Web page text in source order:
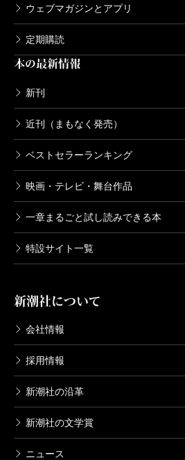
ウェブマガジンとアプリ
定期購読
本の最新情報
新刊
近刊（まもなく発売）
ベストセラーランキング
映画・テレビ・舞台作品
一章まるごと試し読みできる本
特設サイト一覧
新潮社について
会社情報
採用情報
新潮社の沿革
新潮社の文学賞
ニュース